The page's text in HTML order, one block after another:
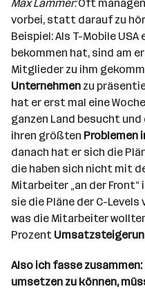
Max Lammer:Oft
vorbei, statt darauf zu
Beispiel: Als T-Mobile
bekommen hat, sind am
Mitglieder zu ihm
Unternehmen zu
hat er erst mal eine
ganzen Land besucht
ihren größten Problemen
danach hat er sich die
die haben sich nicht mit
Mitarbeiter „an der
sie die Pläne der C-
was die Mitarbeiter
Prozent
Also ich fasse
umsetzen zu können,